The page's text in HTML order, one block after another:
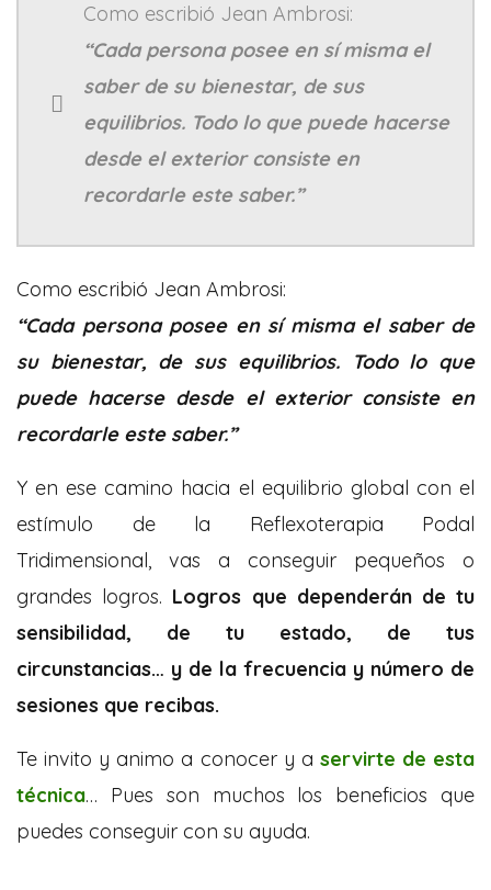
Como escribió Jean Ambrosi:
“Cada persona posee en sí misma el
saber de su bienestar, de sus
equilibrios. Todo lo que puede hacerse
desde el exterior consiste en
recordarle este saber.”
Como escribió Jean Ambrosi:
“Cada persona posee en sí misma el saber de
su bienestar, de sus equilibrios. Todo lo que
puede hacerse desde el exterior consiste en
recordarle este saber.”
Y en ese camino hacia el equilibrio global con el
estímulo de la Reflexoterapia Podal
Tridimensional, vas a conseguir pequeños o
grandes logros. Logros que dependerán de tu
sensibilidad, de tu estado, de tus
circunstancias… y de la frecuencia y número de
sesiones que recibas.
Te invito y animo a conocer y a servirte de esta
técnica… Pues son muchos los beneficios que
puedes conseguir con su ayuda.